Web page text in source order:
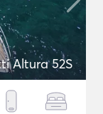
Altura 52S